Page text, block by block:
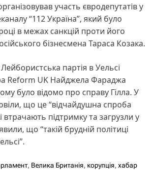
участь євродепутатів у
“112 Україна”, який було
в межах санкцій проти його
бізнесмена Тараса Козака.
партія в Уельсі
Reform UK Найджела Фараджа
було відомо про справу Гілла. У
що це “відчайдушна спроба
втрачають підтримку та загрузли у
що “такій брудній політиці
, Велика Британія, корупція, хабар